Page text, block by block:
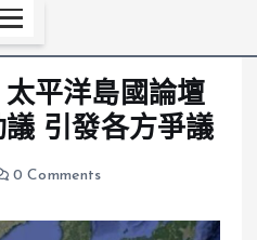
平洋島國論壇
引發各方爭議
0 Comments